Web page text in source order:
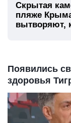
Скрытая
пляже
вытворяют,
Появились
здоровья